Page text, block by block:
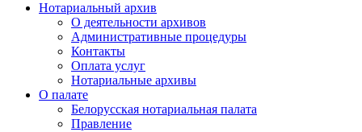
Нотариальный архив
О деятельности архивов
Административные процедуры
Контакты
Оплата услуг
Нотариальные архивы
О палате
Белорусская нотариальная палата
Правление